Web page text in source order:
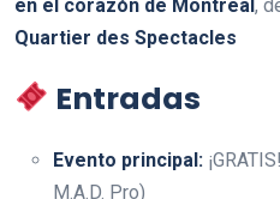
en el corazón de Montreal,
Quartier des Spectacles
Entradas
Evento principal:
M.A.D. Pro)